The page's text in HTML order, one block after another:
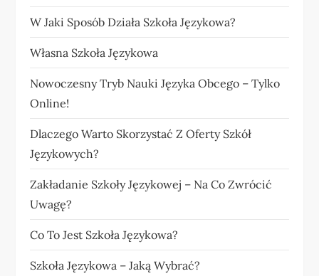
W Jaki Sposób Działa Szkoła Językowa?
Własna Szkoła Językowa
Nowoczesny Tryb Nauki Języka Obcego – Tylko
Online!
Dlaczego Warto Skorzystać Z Oferty Szkół
Językowych?
Zakładanie Szkoły Językowej – Na Co Zwrócić
Uwagę?
Co To Jest Szkoła Językowa?
Szkoła Językowa – Jaką Wybrać?